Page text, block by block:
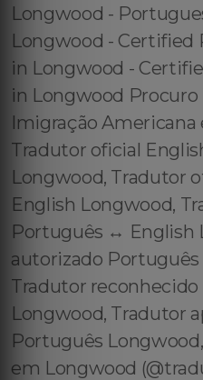
Longwood -
Longwood - Certified
in Longwood -
in Longwood Procuro
Imigração
Tradutor oficial
Longwood, Tradutor
English Longwood,
Português ↔️ English
autorizado
Tradutor
Longwood, Tradutor
Português
em Longwood